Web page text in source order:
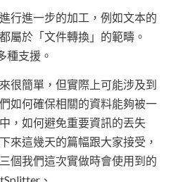
行進一步的加工，例如文本的
屬於「文件轉換」的範疇。
種支援。
很簡單，但實際上可能涉及到
如何確保相關的資料能夠被一
，如何避免重要資訊的丟失
來這幾天的篇幅跟大家接受，
個我們這次實做時會使用到的